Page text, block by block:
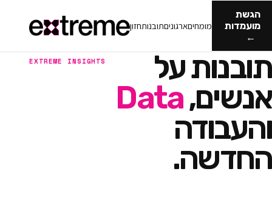
מומחיםארגונים תובנותחזון
על
Data
EXTREME INSIGHTS